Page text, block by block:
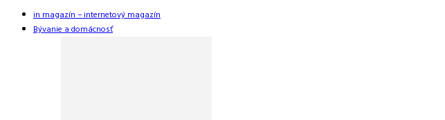
in magazín – internetový magazín
Bývanie a domácnosť